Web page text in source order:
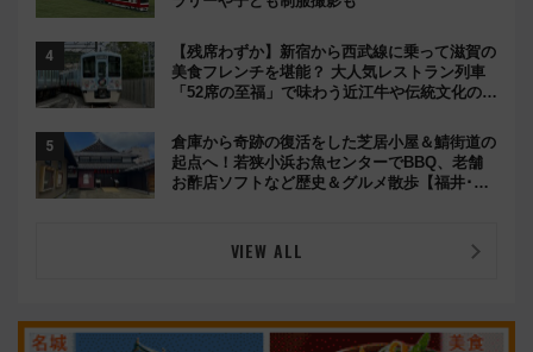
【残席わずか】新宿から西武線に乗って滋賀の
美食フレンチを堪能？ 大人気レストラン列車
「52席の至福」で味わう近江牛や伝統文化の特
倉庫から奇跡の復活をした芝居小屋＆鯖街道の
起点へ！若狭小浜お魚センターでBBQ、老舗
お酢店ソフトなど歴史＆グルメ散歩【福井･小
VIEW ALL